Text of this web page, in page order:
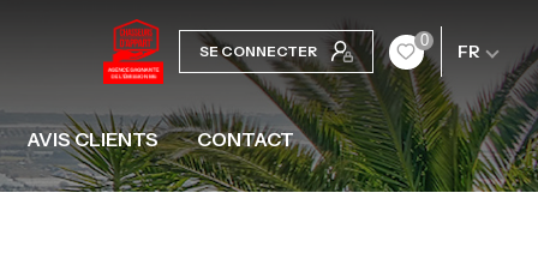
SE CONNECTER
0
FR
AVIS CLIENTS CONTACT